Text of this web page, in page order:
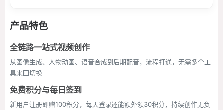
产品特色
全链路一站式视频创作
从图像生成、人物动画、语音合成到后期配音，流程打通，无需多个工
具来回切换
免费积分与每日签到
新用户注册即赠100积分，每天登录还能额外领30积分，持续创作无负